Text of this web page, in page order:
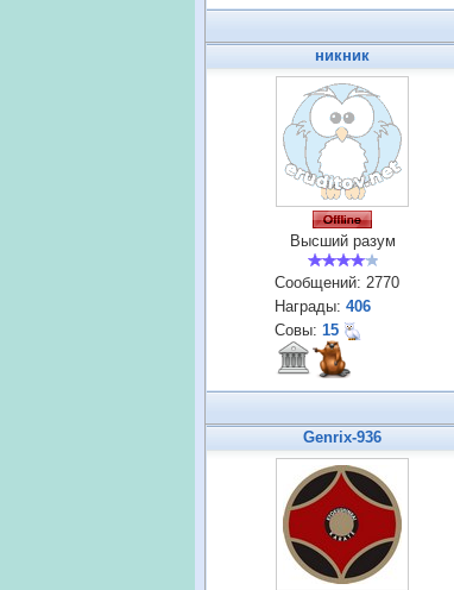
никник
Высший разум
Сообщений: 2770
Награды: 406
Совы: 15
Genrix-936